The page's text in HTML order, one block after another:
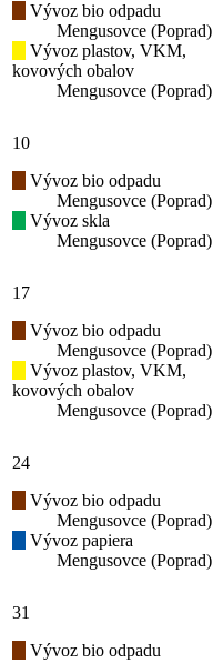
Vývoz bio odpadu
Mengusovce (Poprad)
Vývoz plastov, VKM,
kovových obalov
Mengusovce (Poprad)
10
Vývoz bio odpadu
Mengusovce (Poprad)
Vývoz skla
Mengusovce (Poprad)
17
Vývoz bio odpadu
Mengusovce (Poprad)
Vývoz plastov, VKM,
kovových obalov
Mengusovce (Poprad)
24
Vývoz bio odpadu
Mengusovce (Poprad)
Vývoz papiera
Mengusovce (Poprad)
31
Vývoz bio odpadu